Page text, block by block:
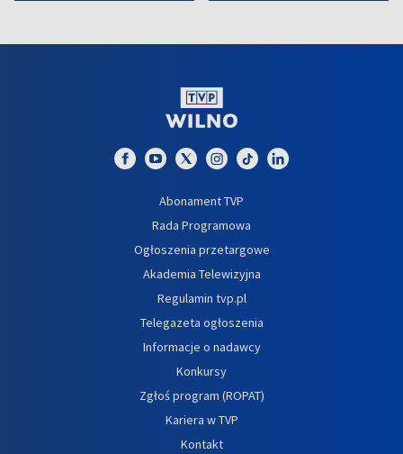
Abonament TVP
Rada Programowa
Ogłoszenia przetargowe
Akademia Telewizyjna
Regulamin tvp.pl
Telegazeta ogłoszenia
Informacje o nadawcy
Konkursy
Zgłoś program (ROPAT)
Kariera w TVP
Kontakt